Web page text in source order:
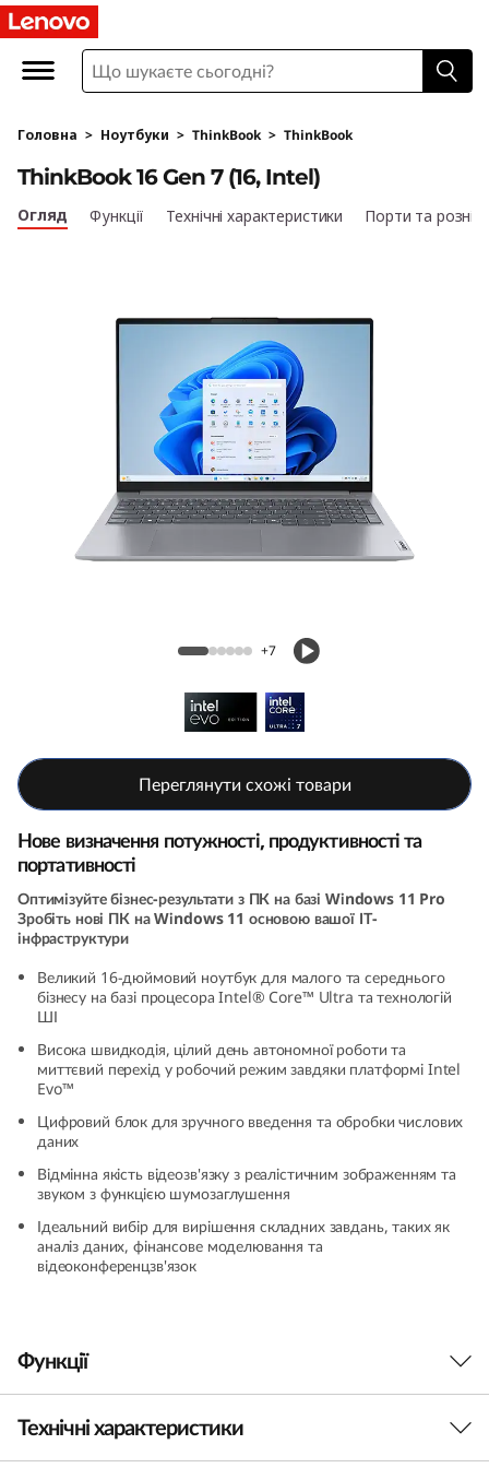
L
n
o
v
6
G
e
n
7
1
n
l
Головна > Ноутбуки > ThinkBook > ThinkBook
ThinkBook 16 Gen 7 (16, Intel)
ThinkBook 16 Gen 7 (16, Intel)
Огляд Функції Технічні характеристики Порти та
+7
Переглянути схожі товари
Нове визначення потужності, продуктивності та
портативності
Оптимізуйте бізнес-результати з ПК на базі Windows 11 Pro
Зробіть нові ПК на Windows 11 основою вашої ІТ-
інфраструктури
Великий 16-дюймовий ноутбук для малого та середнього
бізнесу на базі процесора Intel® Core™ Ultra та технологій
ШІ
Висока швидкодія, цілий день автономної роботи та
миттєвий перехід у робочий режим завдяки платформі Intel
Evo™
Цифровий блок для зручного введення та обробки числових
даних
Відмінна якість відеозв'язку з реалістичним зображенням та
звуком з функцією шумозаглушення
Ідеальний вибір для вирішення складних завдань, таких як
аналіз даних, фінансове моделювання та
відеоконференцзв'язок
Функції
Новий рівень продуктивності
Технічні характеристики